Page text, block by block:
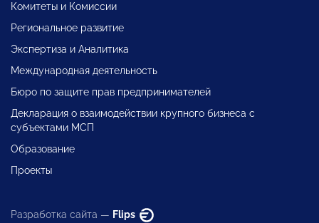
Комитеты и Комиссии
Региональное развитие
Экспертиза и Аналитика
Международная деятельность
Бюро по защите прав предпринимателей
Декларация о взаимодействии крупного бизнеса с
субъектами МСП
Образование
Проекты
Разработка сайта — Flips